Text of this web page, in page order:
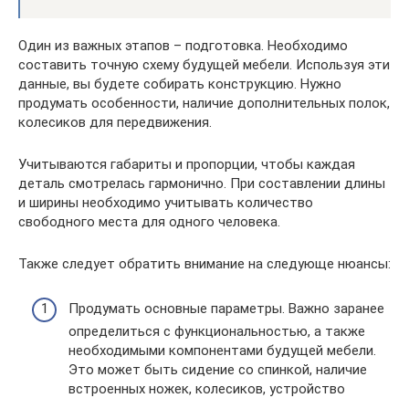
Один из важных этапов – подготовка. Необходимо
составить точную схему будущей мебели. Используя эти
данные, вы будете собирать конструкцию. Нужно
продумать особенности, наличие дополнительных полок,
колесиков для передвижения.
Учитываются габариты и пропорции, чтобы каждая
деталь смотрелась гармонично. При составлении длины
и ширины необходимо учитывать количество
свободного места для одного человека.
Также следует обратить внимание на следующе нюансы:
Продумать основные параметры. Важно заранее
определиться с функциональностью, а также
необходимыми компонентами будущей мебели.
Это может быть сидение со спинкой, наличие
встроенных ножек, колесиков, устройство